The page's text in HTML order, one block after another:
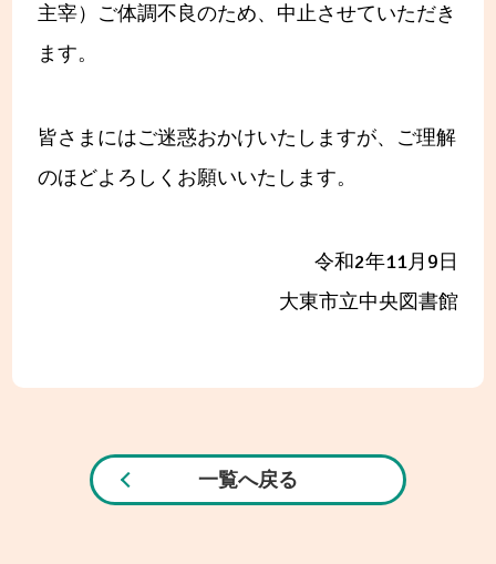
主宰）ご体調不良のため、中止させていただき
ます。
皆さまにはご迷惑おかけいたしますが、ご理解
のほどよろしくお願いいたします。
令和2年11月9日
大東市立中央図書館
一覧へ戻る